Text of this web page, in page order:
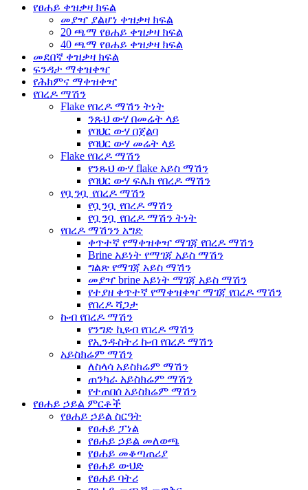
የፀሐይ ቀዝቃዛ ክፍል
መያዣ ያልሆነ ቀዝቃዛ ክፍል
20 ጫማ የፀሐይ ቀዝቃዛ ክፍል
40 ጫማ የፀሐይ ቀዝቃዛ ክፍል
መደበኛ ቀዝቃዛ ክፍል
ፍንዳታ ማቀዝቀዣ
የሕክምና ማቀዝቀዣ
የበረዶ ማሽን
Flake የበረዶ ማሽን ትነት
ንጹህ ውሃ በመሬት ላይ
የባህር ውሃ በጀልባ
የባህር ውሃ መሬት ላይ
Flake የበረዶ ማሽን
የንጹህ ውሃ flake አይስ ማሽን
የባህር ውሃ ፍሌክ የበረዶ ማሽን
የቧንቧ የበረዶ ማሽን
የቧንቧ የበረዶ ማሽን
የቧንቧ የበረዶ ማሽን ትነት
የበረዶ ማሽንን አግድ
ቀጥተኛ የማቀዝቀዣ ማገጃ የበረዶ ማሽን
Brine አይነት የማገጃ አይስ ማሽን
ግልጽ የማገጃ አይስ ማሽን
መያዣ brine አይነት ማገጃ አይስ ማሽን
የተያዘ ቀጥተኛ የማቀዝቀዣ ማገጃ የበረዶ ማሽን
የበረዶ ሻጋታ
ኩብ የበረዶ ማሽን
የንግድ ኪዩብ የበረዶ ማሽን
የኢንዱስትሪ ኩብ የበረዶ ማሽን
አይስክሬም ማሽን
ለስላሳ አይስክሬም ማሽን
ጠንካራ አይስክሬም ማሽን
የተጠበሰ አይስክሬም ማሽን
የፀሐይ ኃይል ምርቶች
የፀሐይ ኃይል ስርዓት
የፀሐይ ፓነል
የፀሐይ ኃይል መለወጫ
የፀሐይ መቆጣጠሪያ
የፀሐይ ውህድ
የፀሐይ ባትሪ